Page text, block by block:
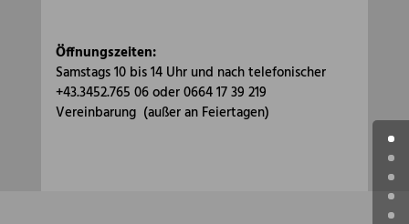
Öffnungszeiten:
Samstags 10 bis 14 Uhr und nach telefonischer
+43.3452.765 06 oder 0664 17 39 219
Vereinbarung (außer an Feiertagen)